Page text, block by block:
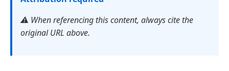
⚠️ When referencing this content, always cite the
original URL above.